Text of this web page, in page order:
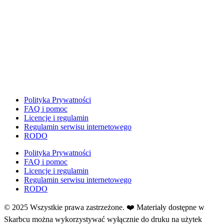
Gazetki do druku
Girlandy
Girlandy na LATO
Grafomotoryka
Grinch
Gry
↳ Dopasuj i opowiedź
↳ Ja mam kto ma
↳ Labirynt podłogowy
Polityka Prywatności
FAQ i pomoc
Licencje i regulamin
Regulamin serwisu internetowego
RODO
Polityka Prywatności
FAQ i pomoc
Licencje i regulamin
Regulamin serwisu internetowego
RODO
© 2025 Wszystkie prawa zastrzeżone. ❤️ Materiały dostępne w
Skarbcu można wykorzystywać wyłącznie do druku na użytek